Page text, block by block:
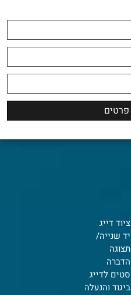
ציוד דייג
יד שנייה/
תצוגה
הדברה
סטים לדייג
ביגוד והנעלה